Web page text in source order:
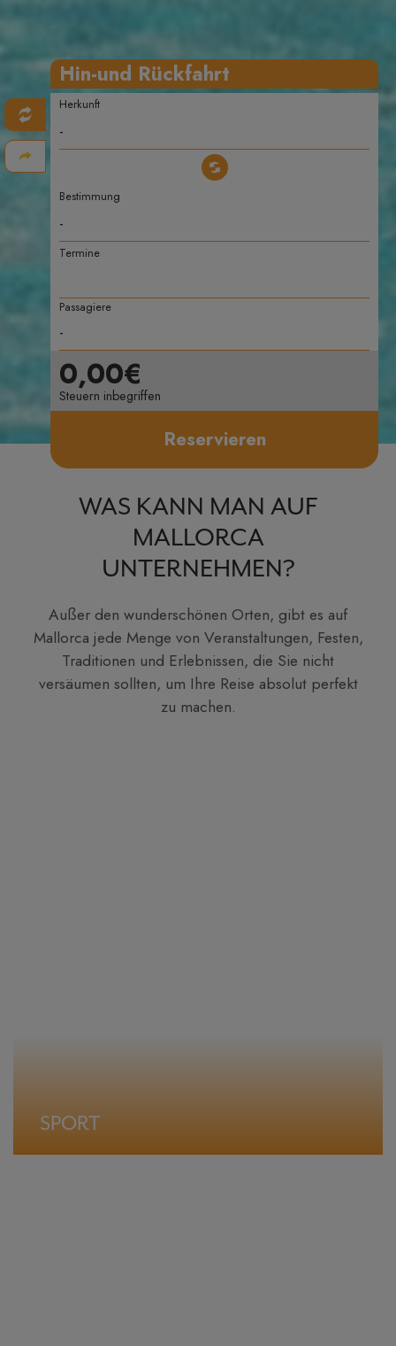
Hin-und Rückfahrt
Herkunft
Bestimmung
Termine
Passagiere
0,00€
Steuern inbegriffen
Reservieren
WAS KANN MAN AUF
MALLORCA
UNTERNEHMEN?
Außer den wunderschönen Orten, gibt es auf
Mallorca jede Menge von Veranstaltungen, Festen,
Traditionen und Erlebnissen, die Sie nicht
versäumen sollten, um Ihre Reise absolut perfekt
zu machen.
SPORT